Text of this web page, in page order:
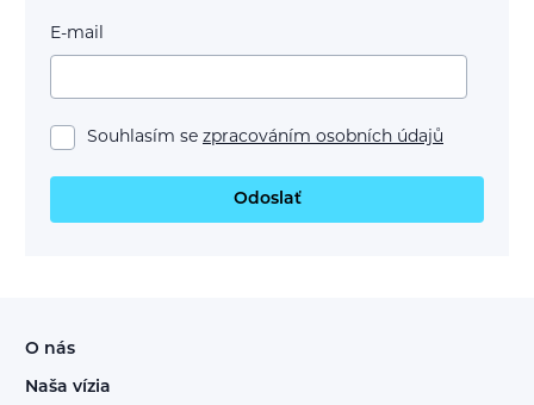
E-mail
Souhlasím se zpracováním osobních údajů
Odoslať
O nás
Naša vízia